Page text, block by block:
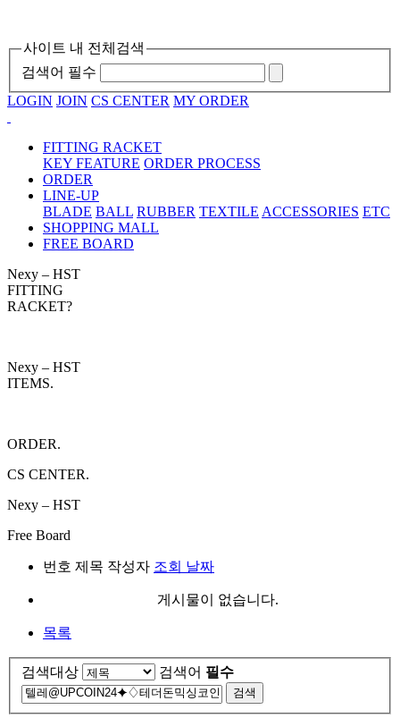
사이트 내 전체검색
검색어 필수
LOGIN JOIN CS CENTER MY ORDER
FITTING RACKET
KEY FEATURE ORDER PROCESS
ORDER
LINE-UP
BLADE BALL RUBBER TEXTILE ACCESSORIES ETC
SHOPPING MALL
FREE BOARD
Nexy – HST
FITTING
RACKET?
Nexy – HST
ITEMS.
ORDER.
CS CENTER.
Nexy – HST
Free Board
번호 제목 작성자 조회 날짜
게시물이 없습니다.
목록
검색대상 검색어 필수
검색